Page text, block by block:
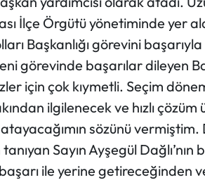
İlçe Örgütü yönetiminde yer
Başkanlığı görevini
görevinde başarılar dileyen
için çok kıymetli. Seçim
ilgilenecek ve hızlı
atayacağımın sözünü
Sayın Ayşegül Dağlı’nın
ile yerine getireceğinden